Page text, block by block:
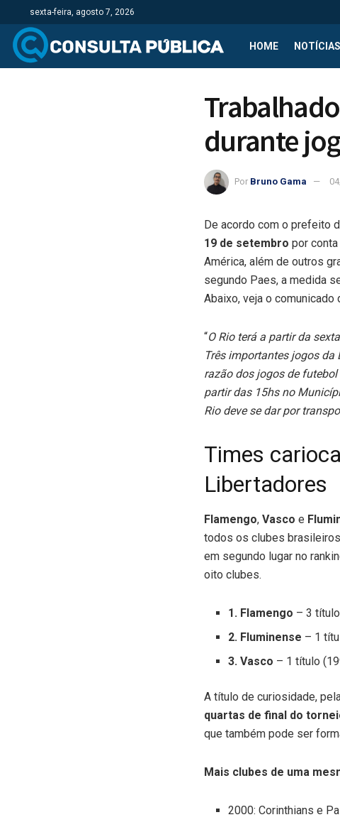
sexta-feira, agosto 7, 2026
HOME NOTÍCIAS
durante
Por Bruno Gama
De acordo com o prefeito
19 de setembro por
América, além de outros
segundo Paes, a medida
Abaixo, veja o
“O Rio terá a partir da
Três importantes jogos
razão dos jogos de
partir das 15hs no
Rio deve se dar por
Times
Libertadores
Flamengo, Vasco e
todos os clubes
em segundo lugar no
oito clubes.
1. Flamengo – 3
2. Fluminense – 1
3. Vasco – 1 título
A título de curiosidade,
quartas de final do
que também pode ser
Mais clubes de uma
2000: Corinthians e